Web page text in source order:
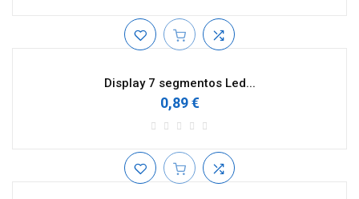
Display 7 segmentos Led...
0,89 €